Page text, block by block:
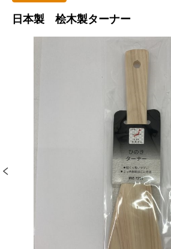
日本製 桧木製ターナー